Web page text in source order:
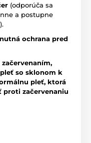
(odporúča sa
a postupne
ochrana pred
so sklonom k
pleť, ktorá
proti začervenaniu